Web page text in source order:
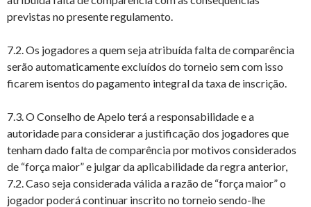
previstas no presente regulamento.
7.2. Os jogadores a quem seja atribuída falta de comparência
serão automaticamente excluídos do torneio sem com isso
ficarem isentos do pagamento integral da taxa de inscrição.
7.3. O Conselho de Apelo terá a responsabilidade e a
autoridade para considerar a justificação dos jogadores que
tenham dado falta de comparência por motivos considerados
de “força maior” e julgar da aplicabilidade da regra anterior,
7.2. Caso seja considerada válida a razão de “força maior” o
jogador poderá continuar inscrito no torneio sendo-lhe